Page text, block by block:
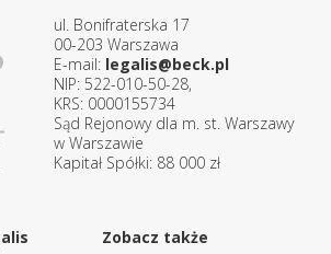
ul. Bonifraterska 17
00-203 Warszawa
E-mail: legalis@beck.pl
NIP: 522-010-50-28,
KRS: 0000155734
Sąd Rejonowy dla m. st. Warszawy
w Warszawie
Kapitał Spółki: 88 000 zł
Zobacz także